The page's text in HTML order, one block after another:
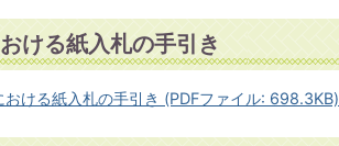
ける紙入札の手引き
おける紙入札の手引き (PDFファイル: 698.3KB)